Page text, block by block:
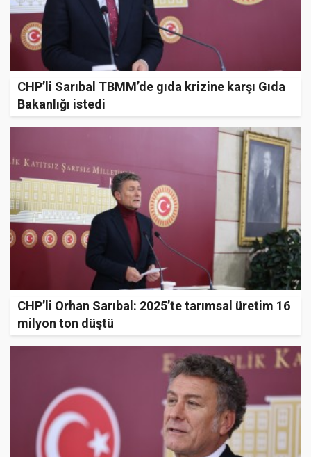
CHP’li Sarıbal TBMM’de gıda krizine karşı Gıda
Bakanlığı istedi
CHP’li Orhan Sarıbal: 2025’te tarımsal üretim 16
milyon ton düştü